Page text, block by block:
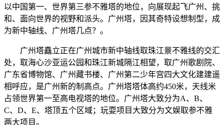
以中国第一、世界第三参不雅塔的地位，向展现起飞广州、挑
和、面向世界的视野和派头。广州塔，因其奇特设想制型，成
为新中轴线、广州塔几点？。
广州塔矗立正在广州城市新中轴线取珠江景不雅线的交汇
处，取海心沙亚运公园和珠江新城隔江相望，取广州歌剧院、
广东省博物馆、广州藏书楼、广州第二少年宫四大文化建建遥
相呼应，是广州新的制高点。广州塔塔体高约450米，天线米
占领世界第一至高电视塔的地位。广州塔大致分为A、B、
C、D、E、塔顶五个区域；玩耍项目大致分为文娱取参不雅
两大项目。